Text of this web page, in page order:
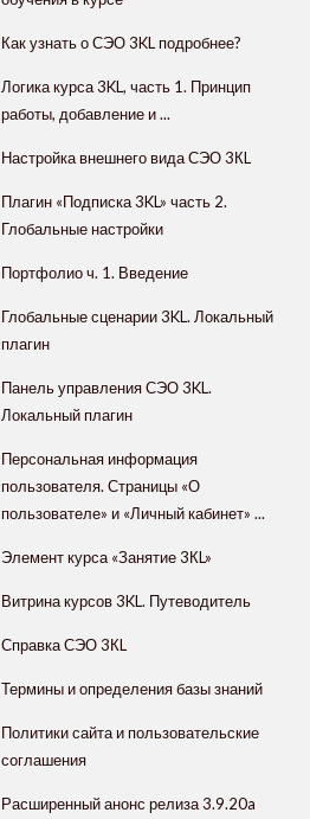
Как узнать о СЭО 3KL подробнее?
Логика курса 3KL, часть 1. Принцип
работы, добавление и ...
Настройка внешнего вида СЭО 3КL
Плагин «Подписка 3KL» часть 2.
Глобальные настройки
Портфолио ч. 1. Введение
Глобальные сценарии 3KL. Локальный
плагин
Панель управления СЭО 3KL.
Локальный плагин
Персональная информация
пользователя. Страницы «О
пользователе» и «Личный кабинет» ...
Элемент курса «Занятие 3КL»
Витрина курсов 3KL. Путеводитель
Справка СЭО 3КL
Термины и определения базы знаний
Политики сайта и пользовательские
соглашения
Расширенный анонс релиза 3.9.20a